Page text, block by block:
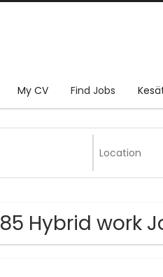
My CV Find Jobs
85 Hybrid work